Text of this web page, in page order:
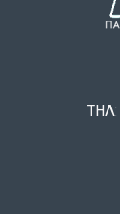
ΤΗΛ: